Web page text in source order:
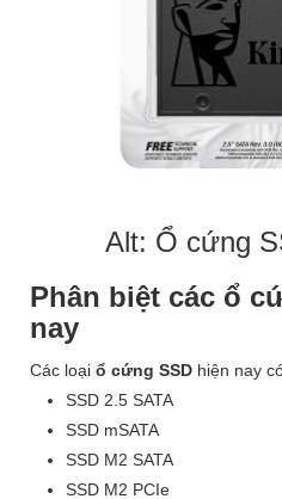
Alt: Ổ cứng
Phân biệt các ổ
nay
Các loại ổ cứng SSD hiện nay
SSD 2.5 SATA
SSD mSATA
SSD M2 SATA
SSD M2 PCIe